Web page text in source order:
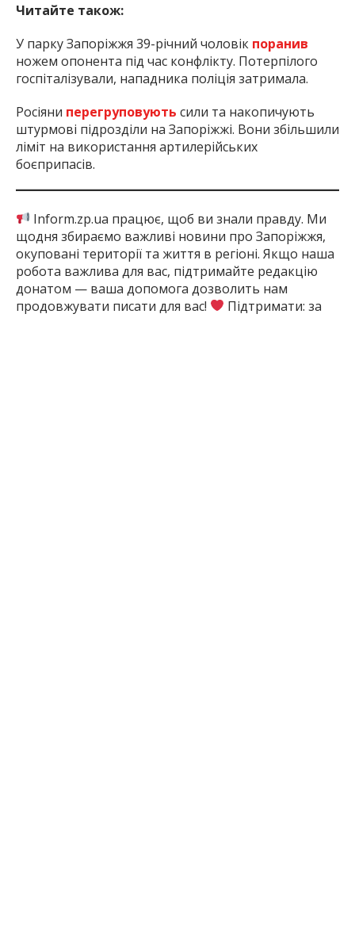
Читайте також:
У парку Запоріжжя 39-річний чоловік поранив
ножем опонента під час конфлікту. Потерпілого
госпіталізували, нападника поліція затримала.
Росіяни перегруповують сили та накопичують
штурмові підрозділи на Запоріжжі. Вони збільшили
ліміт на використання артилерійських
боєприпасів.
Inform.zp.ua працює, щоб ви знали правду. Ми
щодня збираємо важливі новини про Запоріжжя,
окуповані території та життя в регіоні. Якщо наша
робота важлива для вас, підтримайте редакцію
донатом — ваша допомога дозволить нам
продовжувати писати для вас!
Підтримати: за